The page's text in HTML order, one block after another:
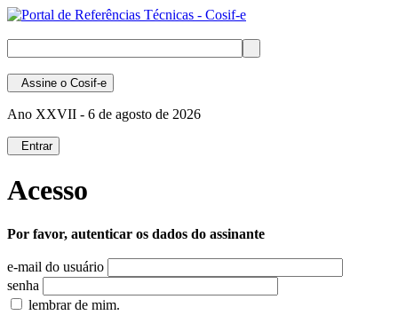
Assine o Cosif-e
Ano XXVII - 6 de agosto de 2026
Entrar
Acesso
Por favor, autenticar os dados do assinante
e-mail do usuário
senha
lembrar de mim.